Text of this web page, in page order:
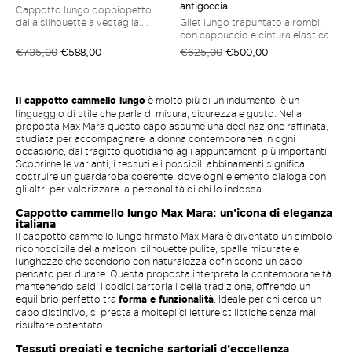
Cappotto lungo doppiopetto
dalla silhouette a vestaglia.
lana, cucito a mano Collo a rever
ampio Maniche lunghe con spalla
sui fianchi Spacco centrale sul
retro
€735,00 €588,00
antigoccia
Gilet lungo trapuntato a rombi,
con cappuccio e cintura elastica
abbinata. Il modello è
caratterizzato dall'imbottitura
Chiusura frontale con bottoni a
pressione Tasche a filettone sui
fianchi Label personalizzata sul
cappuccio
€625,00 €500,00
Il cappotto cammello lungoè molto più di un indumento: è un
linguaggio di stile che parla di misura, sicurezza e gusto. Nella
proposta Max Mara questo capo assume una declinazione raffinata,
studiata per accompagnare la donna contemporanea in ogni
occasione, dal tragitto quotidiano agli appuntamenti più importanti.
Scoprirne le varianti, i tessuti e i possibili abbinamenti significa
costruire un guardaroba coerente, dove ogni elemento dialoga con
gli altri per valorizzare la personalità di chi lo indossa.
Cappotto cammello lungo Max Mara: un'icona di eleganza
italiana
Il cappotto cammello lungo firmato Max Mara è diventato un simbolo
riconoscibile della maison: silhouette pulite, spalle misurate e
lunghezze che scendono con naturalezza definiscono un capo
pensato per durare. Questa proposta interpreta la contemporaneità
mantenendo saldi i codici sartoriali della tradizione, offrendo un
equilibrio perfetto tra forma e funzionalità. Ideale per chi cerca un
capo distintivo, si presta a molteplici letture stilistiche senza mai
risultare ostentato.
Tessuti pregiati e tecniche sartoriali d'eccellenza